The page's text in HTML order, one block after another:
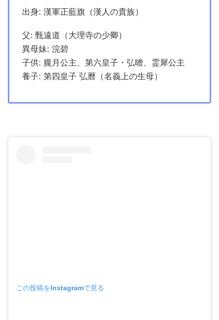
出身: 漢軍正藍旗（漢人の貴族）
父: 甄遠道（大理寺の少卿）
異母妹: 浣碧
子供: 朧月公主、第六皇子・弘曕、霊犀公主
養子: 第四皇子 弘曆（名義上の生母）
この投稿をInstagramで見る